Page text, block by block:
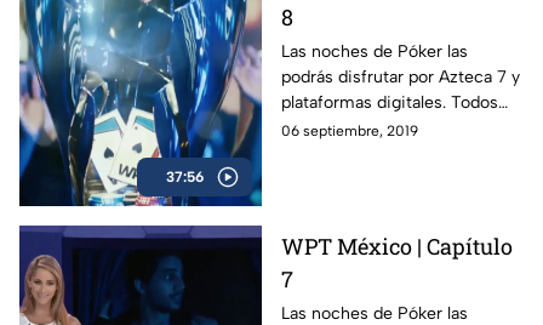
37:56
8
Las noches de Póker las
podrás disfrutar por Azteca 7 y
plataformas digitales. Todos
los viernes a las 11 PM.
06 septiembre, 2019
WPT México | Capítulo
7
Las noches de Póker las